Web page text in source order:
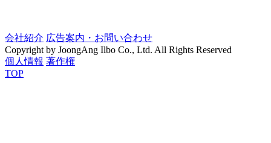
会社紹介 広告案内・お問い合わせ
Copyright by JoongAng Ilbo Co., Ltd. All Rights Reserved
個人情報 著作権
TOP